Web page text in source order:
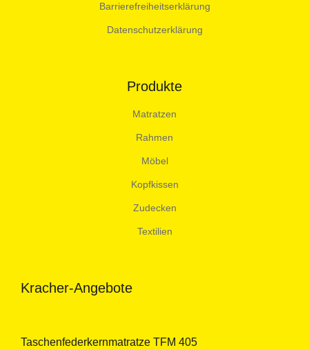
Barrierefreiheitserklärung
Datenschutzerklärung
Produkte
Matratzen
Rahmen
Möbel
Kopfkissen
Zudecken
Textilien
Kracher-Angebote
Taschenfederkernmatratze TFM 405